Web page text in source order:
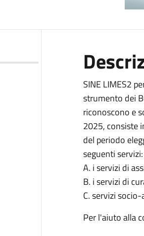
SINE LIMES2
strumento dei
riconoscono e
2025, consiste
del periodo
seguenti servizi:
A. i servizi di
B. i servizi di
C. servizi
Per l'aiuto alla